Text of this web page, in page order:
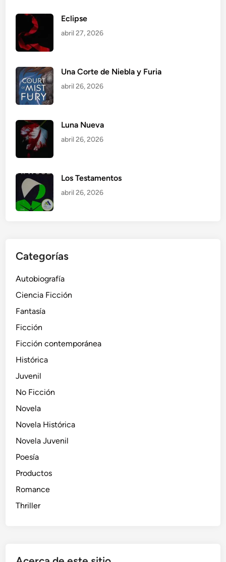
Eclipse
abril 27, 2026
Una Corte de Niebla y Furia
abril 26, 2026
Luna Nueva
abril 26, 2026
Los Testamentos
abril 26, 2026
Categorías
Autobiografía
Ciencia Ficción
Fantasía
Ficción
Ficción contemporánea
Histórica
Juvenil
No Ficción
Novela
Novela Histórica
Novela Juvenil
Poesía
Productos
Romance
Thriller